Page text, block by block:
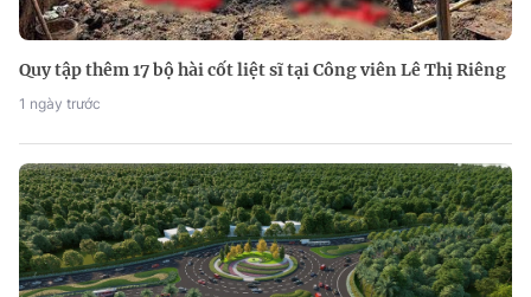
Quy tập thêm 17 bộ hài cốt liệt sĩ tại Công viên Lê Thị Riêng
1 ngày trước